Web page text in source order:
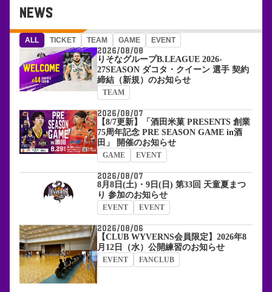
NEWS
ALL TICKET TEAM GAME EVENT
2026/08/08
りそなグループB.LEAGUE 2026-
27SEASON ダコタ・クイーン 選手 契約
締結（新規）のお知らせ
TEAM
2026/08/07
【8/7更新】「酒田米菓 PRESENTS 創業
75周年記念 PRE SEASON GAME in酒
田」 開催のお知らせ
GAME EVENT
2026/08/07
8月8日(土)・9日(日) 第33回 天童夏まつ
り 参加のお知らせ
EVENT EVENT
2026/08/06
【CLUB WYVERNS会員限定】2026年8
月12日（水）公開練習のお知らせ
EVENT FANCLUB